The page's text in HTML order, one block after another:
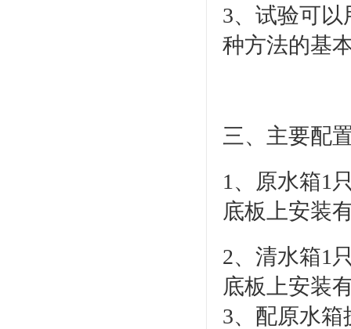
3、试验可
种方法的基
三、主要配
1、原水箱1
底板上安装
2、清水箱1
底板上安装
3、配原水箱